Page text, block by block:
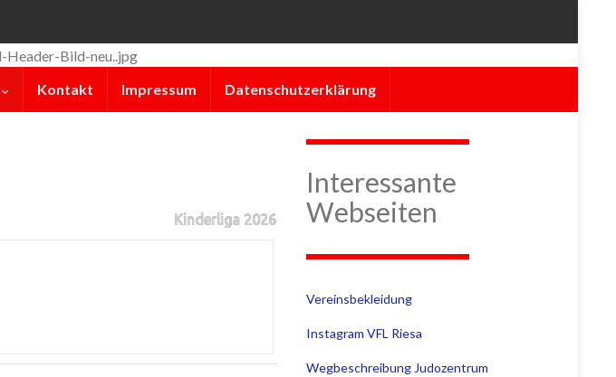
Kontakt Impressum Datenschutzerklärung
Kinderliga 2026
Interessante
Webseiten
Vereinsbekleidung
Instagram VFL Riesa
Wegbeschreibung Judozentrum